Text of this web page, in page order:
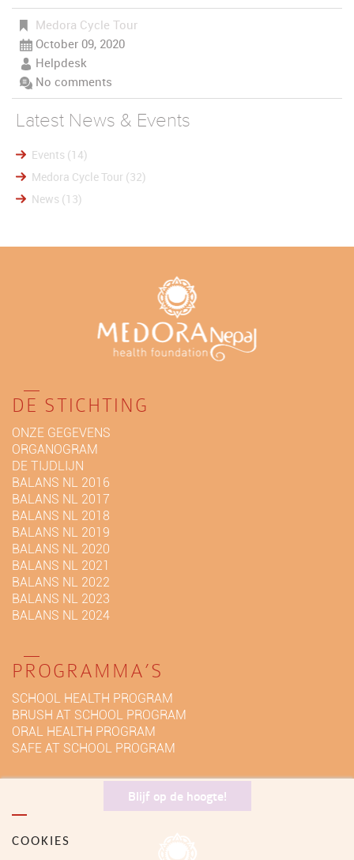
Medora Cycle Tour
October 09, 2020
Helpdesk
No comments
Latest News & Events
Events (14)
Medora Cycle Tour (32)
News (13)
DE STICHTING
ONZE GEGEVENS
ORGANOGRAM
DE TIJDLIJN
BALANS NL 2016
BALANS NL 2017
BALANS NL 2018
BALANS NL 2019
BALANS NL 2020
BALANS NL 2021
BALANS NL 2022
BALANS NL 2023
BALANS NL 2024
PROGRAMMA’S
SCHOOL HEALTH PROGRAM
BRUSH AT SCHOOL PROGRAM
ORAL HEALTH PROGRAM
SAFE AT SCHOOL PROGRAM
Blijf op de hoogte!
COOKIES